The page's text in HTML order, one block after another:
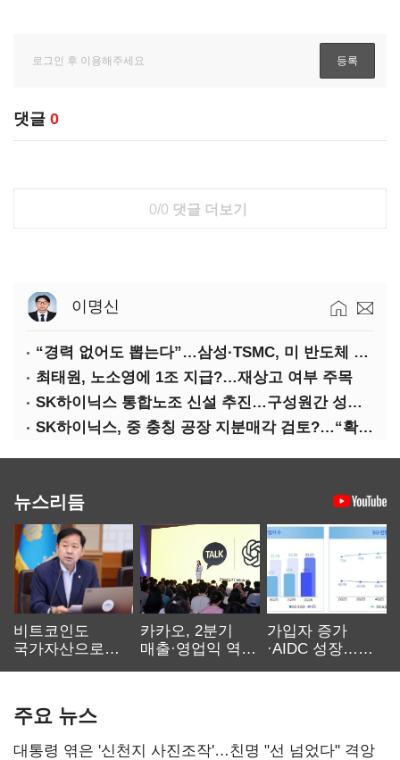
댓글 0
0/0 댓글 더보기
이명신
“경력 없어도 뽑는다”…삼성·TSMC, 미 반도체 인재 쟁탈전
최태원, 노소영에 1조 지급?…재상고 여부 주목
SK하이닉스 통합노조 신설 추진…구성원간 성과급 불만 확산
SK하이닉스, 중 충칭 공장 지분매각 검토?…“확정된 바 없어”
뉴스리듬
비트코인도
국가자산으로…'
카카오, 2분기
매출·영업익 역대
가입자 증가
·AIDC 성장…
주요 뉴스
대통령 엮은 '신천지 사진조작'…친명 "선 넘었다" 격앙